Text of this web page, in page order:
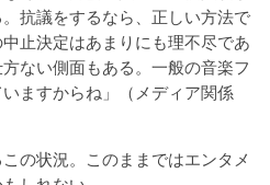
抗議をするなら、正しい方法で
止決定はあまりにも理不尽であ
ない側面もある。一般の音楽フ
ますからね」（メディア関係
の状況。このままではエンタメ